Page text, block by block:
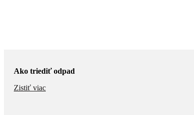
Ako triediť odpad
Zistiť viac